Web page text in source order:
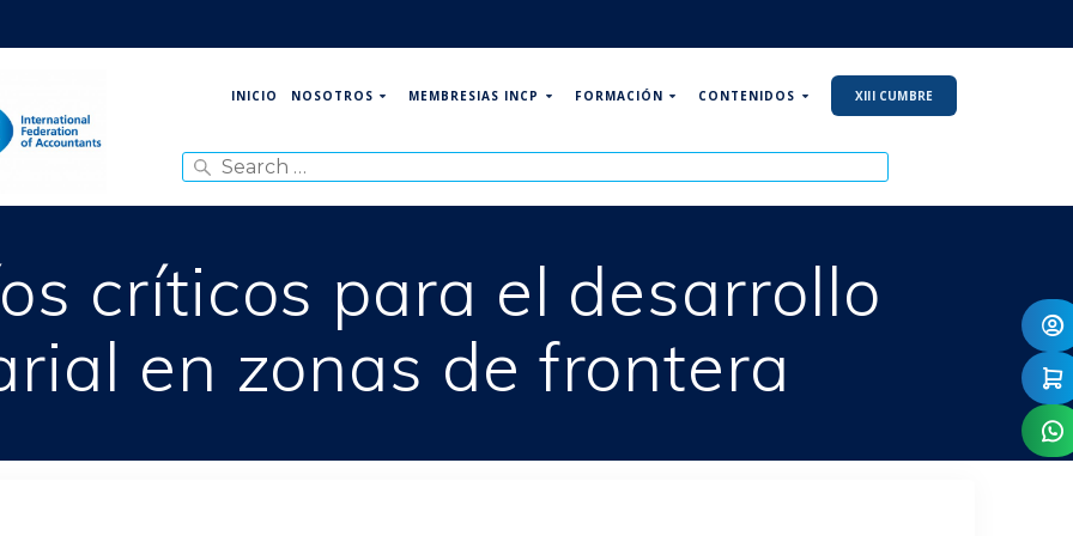
INICIO NOSOTROS MEMBRESIAS INCP FORMACIÓN CONTENIDOS XIII CUMBRE
for:
críticos para el desarrollo
en zonas de frontera